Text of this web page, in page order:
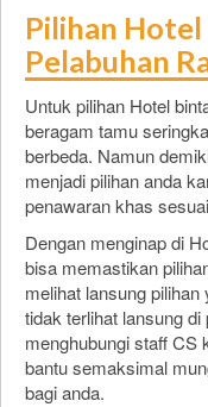
Pilihan
Pelabuhan
Untuk pilihan Hotel
beragam tamu
berbeda. Namun
menjadi pilihan anda
penawaran khas
Dengan menginap di
bisa memastikan
melihat lansung
tidak terlihat lansung
menghubungi staff CS
bantu semaksimal
bagi anda.